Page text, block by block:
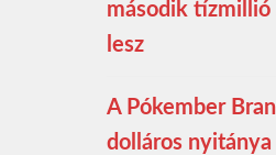
második
lesz
A Pókember
dolláros